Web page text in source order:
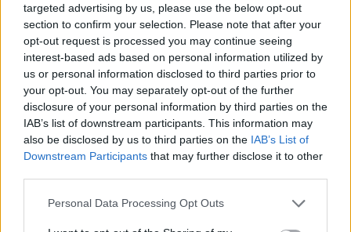
targeted advertising by us, please use the below opt-out
section to confirm your selection. Please note that after your
opt-out request is processed you may continue seeing
interest-based ads based on personal information utilized by
us or personal information disclosed to third parties prior to
your opt-out. You may separately opt-out of the further
disclosure of your personal information by third parties on the
IAB’s list of downstream participants. This information may
also be disclosed by us to third parties on the IAB’s List of
Downstream Participants that may further disclose it to other
Personal Data Processing Opt Outs
Arkinen lounas tai päivällinen tavallisessa ravintolassa on
Soulissa selvästi halvempi kuin Suomessa.
Hampurilaisateriat ovat selvästi halvempia. Kunnon
illallinen keskitason ravintolassa on hieman edullisempi.
Kahvin juominen kahvilassa tekee niinikään selvästi
pienemmän loven kukkaroon kuin kotimaassa. Ylipäätään
ateriointi ulkona on selvästi halvempaa Soulissa kuin
Suomessa. Ruokailun hinta on helposti vain puolet
ilmoitus